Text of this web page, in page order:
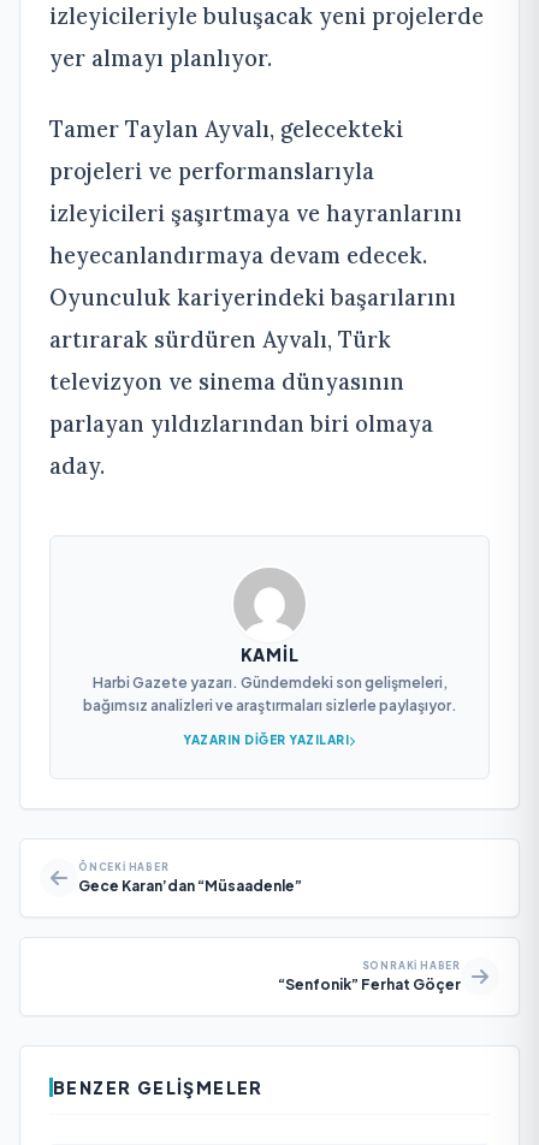
izleyicileriyle buluşacak yeni projelerde
yer almayı planlıyor.
Tamer Taylan Ayvalı, gelecekteki
projeleri ve performanslarıyla
izleyicileri şaşırtmaya ve hayranlarını
heyecanlandırmaya devam edecek.
Oyunculuk kariyerindeki başarılarını
artırarak sürdüren Ayvalı, Türk
televizyon ve sinema dünyasının
parlayan yıldızlarından biri olmaya
aday.
KAMIL
Harbi Gazete yazarı. Gündemdeki son gelişmeleri,
bağımsız analizleri ve araştırmaları sizlerle paylaşıyor.
YAZARIN DIĞER YAZILARI
ÖNCEKI HABER
Gece Karan’dan “Müsaadenle”
SONRAKI HABER
“Senfonik” Ferhat Göçer
BENZER GELIŞMELER